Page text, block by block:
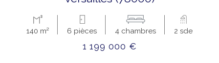
140 m² 6 pièces 4 chambres 2 sde
1 199 000 €